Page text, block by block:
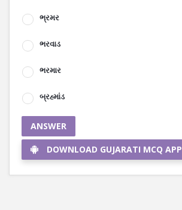
ભ્રમર
ભરવાડ
ભરમાર
બ્રહ્માંડ
ANSWER
DOWNLOAD GUJARATI MCQ APP